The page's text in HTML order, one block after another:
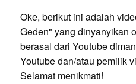
Oke, berikut ini adalah
Geden" yang dinyanyikan
berasal dari Youtube
Youtube dan/atau pemilik
Selamat menikmati!